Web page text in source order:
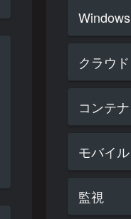
Windows
クラウド
コンテナ
モバイル
監視